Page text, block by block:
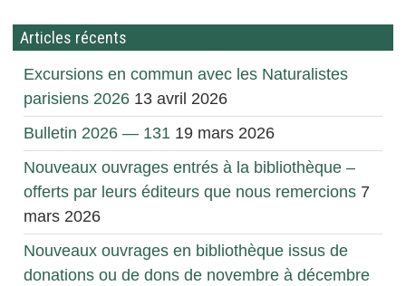
Articles récents
Excursions en commun avec les Naturalistes
parisiens 2026 13 avril 2026
Bulletin 2026 — 131 19 mars 2026
Nouveaux ouvrages entrés à la bibliothèque –
offerts par leurs éditeurs que nous remercions 7
mars 2026
Nouveaux ouvrages en bibliothèque issus de
donations ou de dons de novembre à décembre